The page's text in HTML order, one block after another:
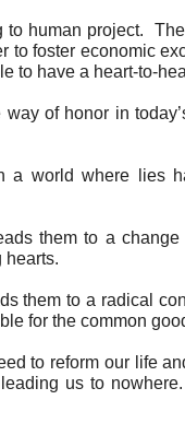
human project.
to foster economic
to have a heart-to-
of honor in
world where lies
them to a change
hearts.
them to a radical
for the common
to reform our life
us to